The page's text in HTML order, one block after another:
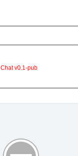
Chat v0.1-pub